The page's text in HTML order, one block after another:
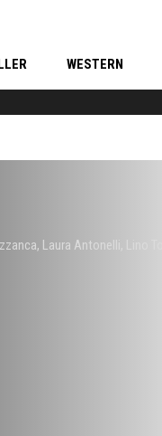
WESTERN
, Laura Antonelli